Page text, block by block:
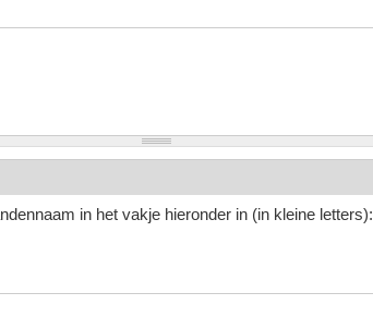
in het vakje hieronder in (in kleine letters):